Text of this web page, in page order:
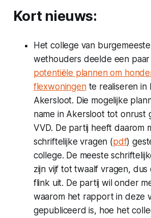
Kort nieuws:
Het college van
wethouders deelde een
potentiële plannen om
flexwoningente realiseren in
Akersloot. Die mogelijke
name in Akersloot tot onrust
VVD. De partij heeft daarom
schriftelijke vragen (pdf)
college. De meeste
zijn vijf tot twaalf vragen,
flink uit. De partij wil onder
waarom het rapport in deze
gepubliceerd is, hoe het